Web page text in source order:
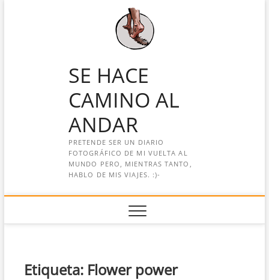
SE HACE
CAMINO AL
ANDAR
PRETENDE SER UN DIARIO
FOTOGRÁFICO DE MI VUELTA AL
MUNDO PERO, MIENTRAS TANTO,
HABLO DE MIS VIAJES. :)-
Etiqueta: Flower power